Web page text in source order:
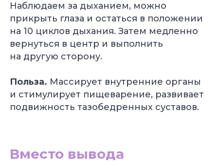
Наблюдаем за дыханием, можно
прикрыть глаза и остаться в положении
на 10 циклов дыхания. Затем медленно
вернуться в центр и выполнить
на другую сторону.
Польза. Массирует внутренние органы
и стимулирует пищеварение, развивает
подвижность тазобедренных суставов.
Вместо вывода